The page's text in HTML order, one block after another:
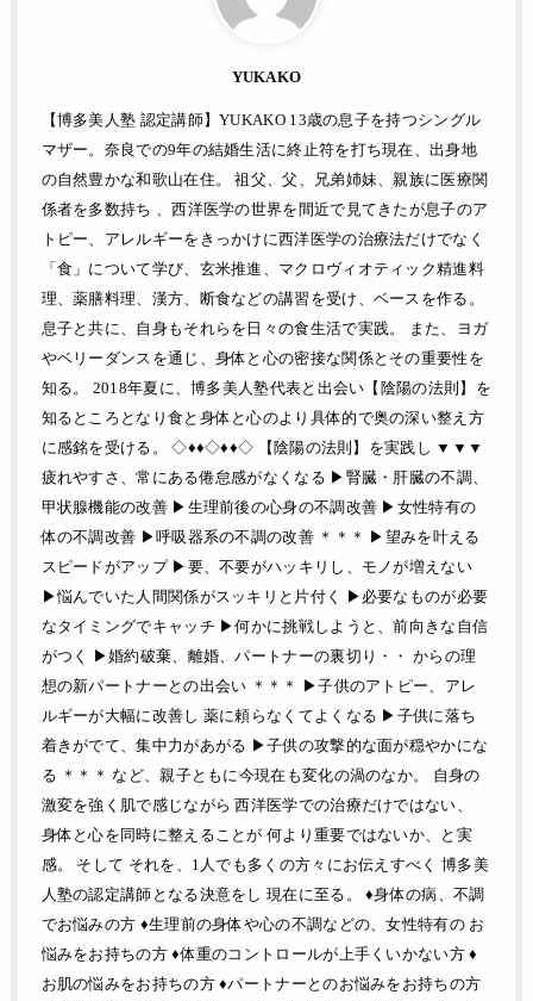
YUKAKO
【博多美人塾 認定講師】YUKAKO 13歳の息子を持つシングル
マザー。奈良での9年の結婚生活に終止符を打ち現在、出身地
の自然豊かな和歌山在住。 祖父、父、兄弟姉妹、親族に医療関
係者を多数持ち 、西洋医学の世界を間近で見てきたが息子のア
トピー、アレルギーをきっかけに西洋医学の治療法だけでなく
「食」について学び、玄米推進、マクロヴィオティック精進料
理、薬膳料理、漢方、断食などの講習を受け、ベースを作る。
息子と共に、自身もそれらを日々の食生活で実践。 また、ヨガ
やベリーダンスを通じ、身体と心の密接な関係とその重要性を
知る。 2018年夏に、博多美人塾代表と出会い【陰陽の法則】を
知るところとなり食と身体と心のより具体的で奥の深い整え方
に感銘を受ける。 ◇♦♦◇♦♦◇ 【陰陽の法則】を実践し ▼▼▼
疲れやすさ、常にある倦怠感がなくなる ▶︎腎臓・肝臓の不調、
甲状腺機能の改善 ▶︎生理前後の心身の不調改善 ▶︎女性特有の
体の不調改善 ▶︎呼吸器系の不調の改善 ＊＊＊ ▶︎望みを叶える
スピードがアップ ▶︎要、不要がハッキリし、モノが増えない
▶︎悩んでいた人間関係がスッキリと片付く ▶︎必要なものが必要
なタイミングでキャッチ ▶︎何かに挑戦しようと、前向きな自信
がつく ▶︎婚約破棄、離婚、パートナーの裏切り・・ からの理
想の新パートナーとの出会い ＊＊＊ ▶︎子供のアトピー、アレ
ルギーが大幅に改善し 薬に頼らなくてよくなる ▶︎子供に落ち
着きがでて、集中力があがる ▶︎子供の攻撃的な面が穏やかにな
る ＊＊＊ など、親子ともに今現在も変化の渦のなか。 自身の
激変を強く肌で感じながら 西洋医学での治療だけではない、
身体と心を同時に整えることが 何より重要ではないか、と実
感。 そして それを、1人でも多くの方々にお伝えすべく 博多美
人塾の認定講師となる決意をし 現在に至る。 ♦身体の病、不調
でお悩みの方 ♦生理前の身体や心の不調などの、女性特有の お
悩みをお持ちの方 ♦体重のコントロールが上手くいかない方 ♦
お肌の悩みをお持ちの方 ♦パートナーとのお悩みをお持ちの方